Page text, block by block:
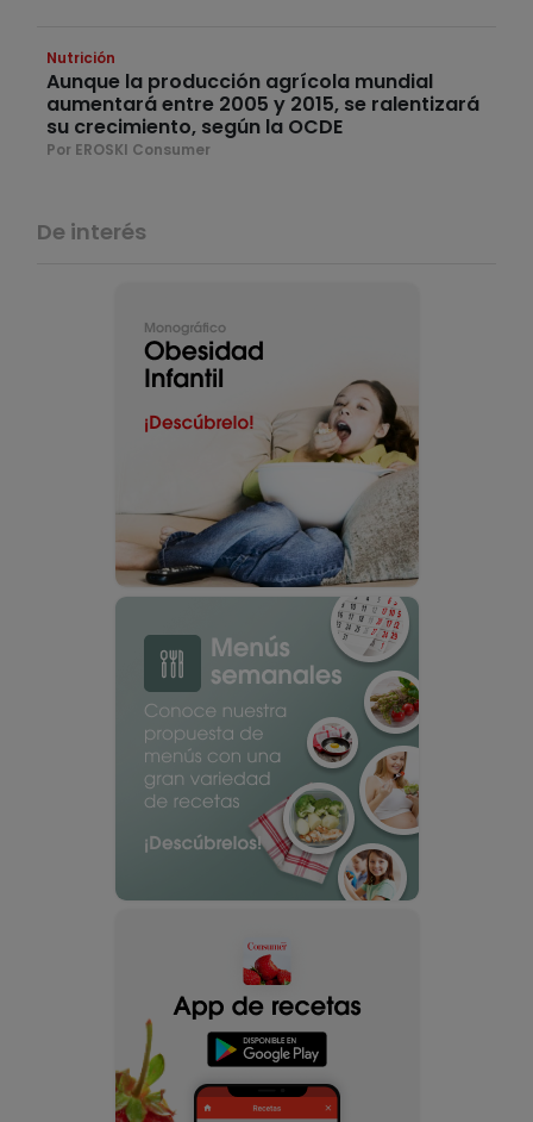
Nutrición
Aunque la producción agrícola mundial
aumentará entre 2005 y 2015, se ralentizará
su crecimiento, según la OCDE
Por EROSKI Consumer
De interés